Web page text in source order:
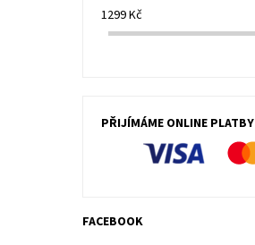
1299Kč
PŘIJÍMÁME ONLINE PLATBY
FACEBOOK